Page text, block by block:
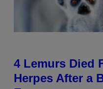
4 Lemurs Died
Herpes After a